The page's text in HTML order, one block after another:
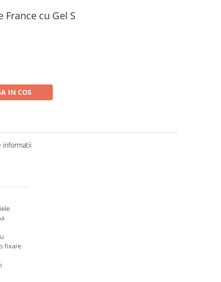
cu Gel S
IN COS
informatii
fixare